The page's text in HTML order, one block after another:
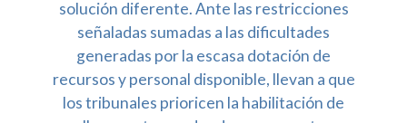
solución diferente. Ante las restricciones
señaladas sumadas a las dificultades
generadas por la escasa dotación de
recursos y personal disponible, llevan a que
los tribunales prioricen la habilitación de